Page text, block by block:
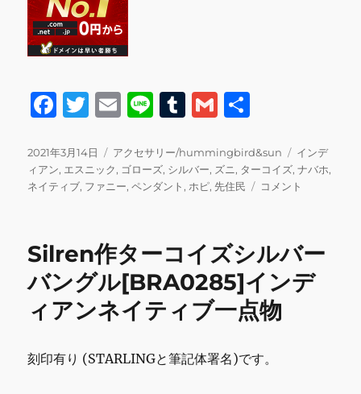
F
c
e
o
k
T
it
te
E
ai
l
Li
e
T
m
bl
G
ai
l
投
稿
日:
2021年3月14日
カ
テ
ゴ
アクセサリー/hummingbird&sun
タ
グ
インデ
ィアン, エスニック, ゴローズ, シルバー, ズニ , ターコイズ,ナバホ,
ネイティブ, ファニー,ペンダント , ホピ,先住民
タ
ズ
ペ
ダ
ン
ト
コメント
Silren作ターコイズシルバー
バングル[BRA0285]インデ
ィアンネイティブ一点物
刻印有り (STARLINGと筆記体署名)です。